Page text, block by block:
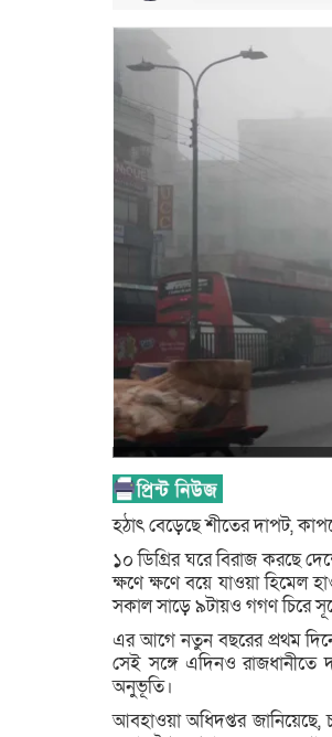
হঠাৎ বেড়েছে শীতের দাপট,
১০ ডিগ্রির ঘরে বিরাজ করছে
ক্ষণে ক্ষণে বয়ে যাওয়া হিমেল
সকাল সাড়ে ৯টায়ও গগণ চিরে
এর আগে নতুন বছরের প্রথম দিনে
সেই সঙ্গে এদিনও রাজধানীতে
অনুভূতি।
আবহাওয়া অধিদপ্তর জানিয়েছে,